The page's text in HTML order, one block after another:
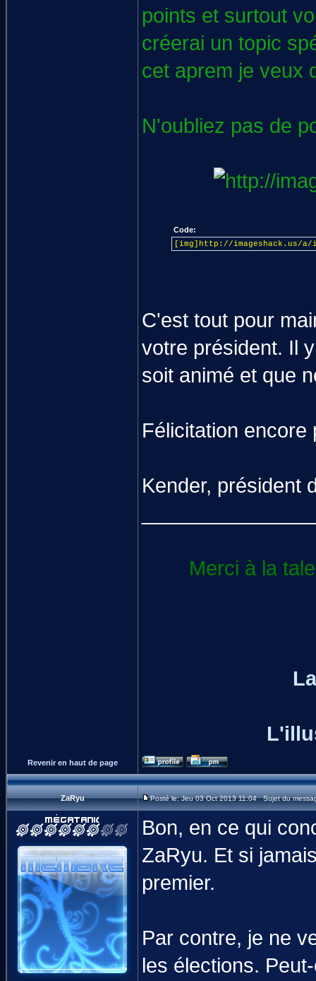
points et surtout
créerai un topic
cet aprem je veux
N'oubliez pas de
Code:
[img]http://imageshack.us/a/
C'est tout pour
votre président. Il
soit animé et que
Félicitation encore
Kender, président
Merci à la
Revenir en haut de page
ZaRyu Posté le: Jeu 03 Oct 2013 11:04 Sujet du
Bon, en ce qui
ZaRyu. Et si
premier.
Par contre, je ne
les élections.